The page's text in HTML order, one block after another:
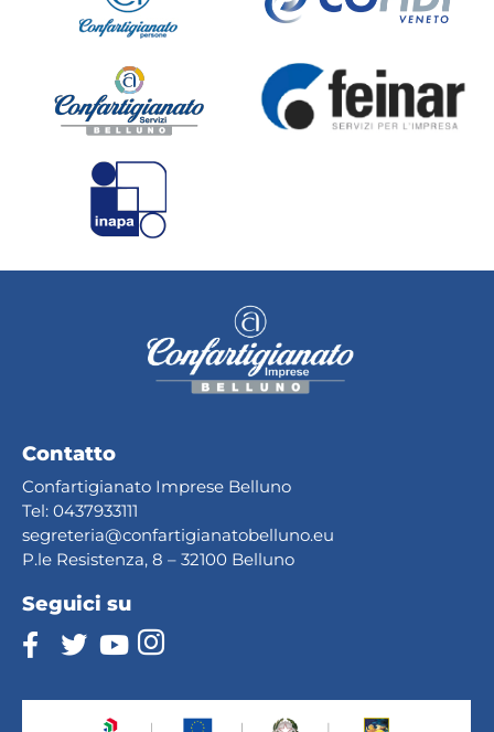
Contatto
Confartigianato Imprese Belluno
Tel: 0437933111
segreteria@confartigianatobelluno.eu
P.le Resistenza, 8 – 32100 Belluno
Seguici su